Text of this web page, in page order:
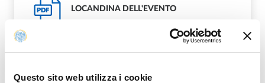
Questo sito web utilizza i cookie
PDF LOCANDINA DELL'EVENTO